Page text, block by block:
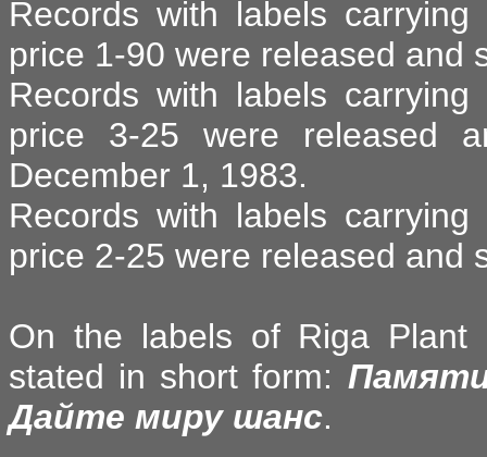
Records with labels
price 1-90 were released and
Records with labels
price 3-25 were released
December 1, 1983.
Records with labels
price 2-25 were released and
On the labels of Riga
stated in short form:
Дайте миру шанс.